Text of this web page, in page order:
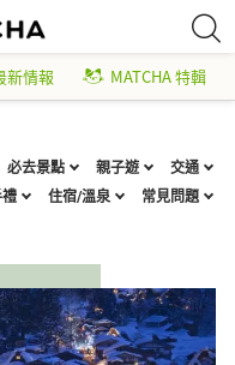
新情報 MATCHA 特輯
必去景點 親子遊
交通
住宿/溫泉 常見問題